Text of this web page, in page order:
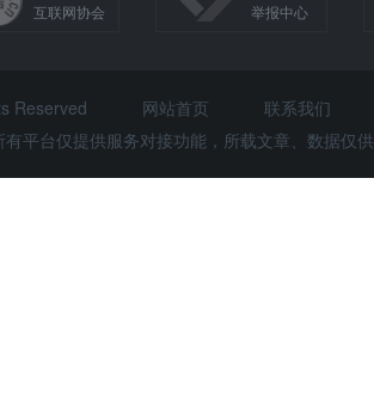
互联网协会
举报中心
Reserved 网站首页
联系我们
平台仅提供服务对接功能，所载文章、数据